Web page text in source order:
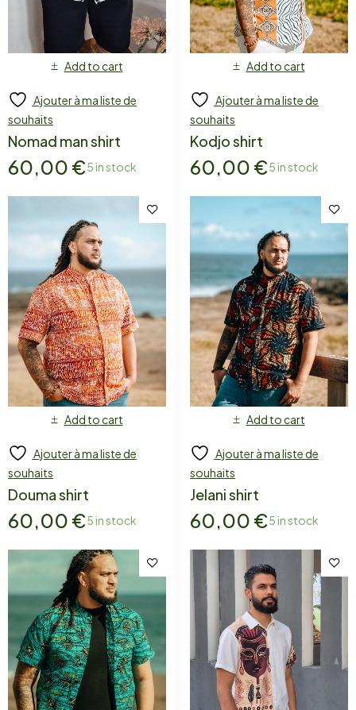
Add to cart
Ajouter à ma liste de
souhaits
Nomad man shirt
60,00 €5 in stock
Add to cart
Ajouter à ma liste de
souhaits
Kodjo shirt
60,00 €5 in stock
Add to cart
Ajouter à ma liste de
souhaits
Douma shirt
60,00 €5 in stock
Add to cart
Ajouter à ma liste de
souhaits
Jelani shirt
60,00 €5 in stock